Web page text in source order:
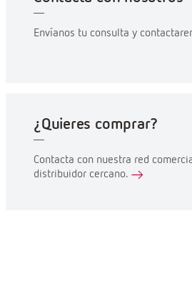
Envíanos tu consulta y
¿Quieres comprar?
Contacta con nuestra red
distribuidor cercano.